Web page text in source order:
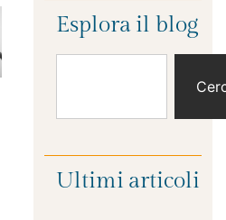
Esplora il blog
Ultimi articoli